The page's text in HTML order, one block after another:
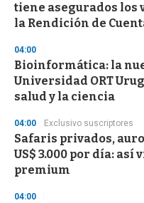
tiene asegurados los
la Rendición de
04:00
Bioinformática: la
Universidad ORT
salud y la ciencia
04:00 Exclusivo suscriptores
Safaris privados,
US$ 3.000 por día: así
premium
04:00